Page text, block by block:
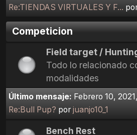
Re:TIENDAS VIRTUALES Y F...
Competicion
Field target /
Todo lo relacionado
modalidades
Último mensaje: Febrero 10,
Re:Bull Pup? porjuanjo10_1
Bench Rest